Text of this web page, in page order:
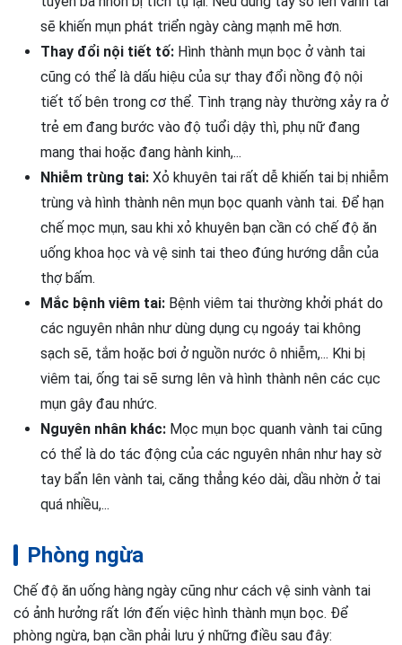
sẽ khiến mụn phát triển ngày càng mạnh mẽ hơn.
Thay đổi nội tiết tố: Hình thành mụn bọc ở vành tai
cũng có thể là dấu hiệu của sự thay đổi nồng độ nội
tiết tố bên trong cơ thể. Tình trạng này thường xảy ra ở
trẻ em đang bước vào độ tuổi dậy thì, phụ nữ đang
mang thai hoặc đang hành kinh,...
Nhiễm trùng tai: Xỏ khuyên tai rất dễ khiến tai bị nhiễm
trùng và hình thành nên mụn bọc quanh vành tai. Để hạn
chế mọc mụn, sau khi xỏ khuyên bạn cần có chế độ ăn
uống khoa học và vệ sinh tai theo đúng hướng dẫn của
thợ bấm.
Mắc bệnh viêm tai: Bệnh viêm tai thường khởi phát do
các nguyên nhân như dùng dụng cụ ngoáy tai không
sạch sẽ, tắm hoặc bơi ở nguồn nước ô nhiễm,... Khi bị
viêm tai, ống tai sẽ sưng lên và hình thành nên các cục
mụn gây đau nhức.
Nguyên nhân khác: Mọc mụn bọc quanh vành tai cũng
có thể là do tác động của các nguyên nhân như hay sờ
tay bẩn lên vành tai, căng thẳng kéo dài, dầu nhờn ở tai
quá nhiều,...
Phòng ngừa
Chế độ ăn uống hàng ngày cũng như cách vệ sinh vành tai
có ảnh hưởng rất lớn đến việc hình thành mụn bọc. Để
phòng ngừa, bạn cần phải lưu ý những điều sau đây: